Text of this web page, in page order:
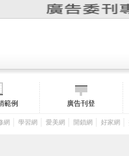
範例 廣告刊登
網 學習網 愛美網 開鎖網 好家網